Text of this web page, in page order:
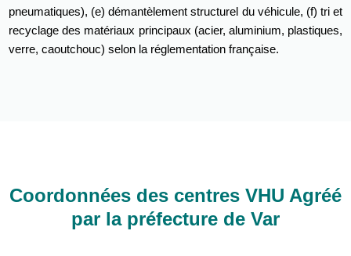
pneumatiques), (e) démantèlement structurel du véhicule, (f) tri et
recyclage des matériaux principaux (acier, aluminium, plastiques,
verre, caoutchouc) selon la réglementation française.
Coordonnées des centres VHU Agréé
par la préfecture de Var